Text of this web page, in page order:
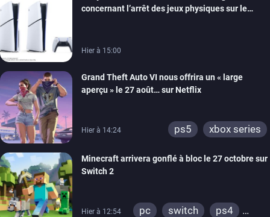
xbox one
switch 2
concernant l’arrêt des jeux physiques sur le
Hier à 15:00
Grand Theft Auto VI nous offrira un « large
aperçu » le 27 août… sur Netflix
Hier à 14:24 ps5 xbox series
Minecraft arrivera gonflé à bloc le 27 octobre sur
Switch 2
Hier à 12:54 pc switch
ps4